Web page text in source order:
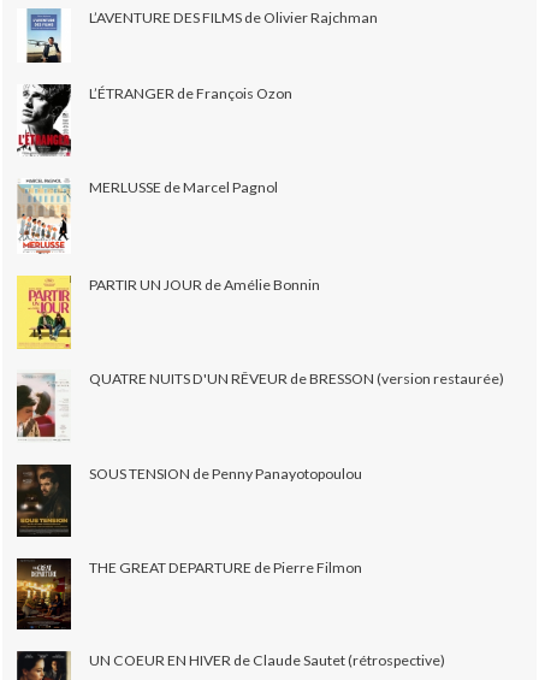
L’AVENTURE DES FILMS de Olivier Rajchman
L’ÉTRANGER de François Ozon
MERLUSSE de Marcel Pagnol
PARTIR UN JOUR de Amélie Bonnin
QUATRE NUITS D'UN RÊVEUR de BRESSON (version restaurée)
SOUS TENSION de Penny Panayotopoulou
THE GREAT DEPARTURE de Pierre Filmon
UN COEUR EN HIVER de Claude Sautet (rétrospective)